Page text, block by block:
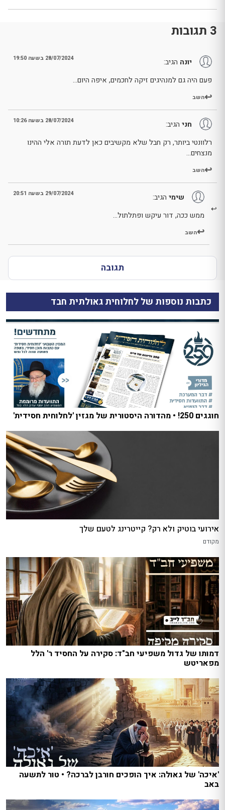
3 תגובות
יונה הגיב: 28/07/2024 בשעה 19:50
פעם היה גם למנהיגים זיקה לחכמים, איפה היום…
השב
חני הגיב: 28/07/2024 בשעה 10:26
רלוונטי ביותר, רק חבל שלא מקשיבים כאן לדעת תורה אלי ההינו
מנצחים…
השב
שימי הגיב: 29/07/2024 בשעה 20:51
ממש ככה, דור עיקש ופתלתול…
השב
תגובה
כתבות נוספות של לחלוחית גאולתית חבד
חוגגים 250! • מהדורה היסטורית של מגזין 'לחלוחית חסידית'
אירועי בוטיק ולא רק? קייטרינג לטעם שלך
מקודם
דמותו של גדול משפיעי חב"ד: סקירה על החסיד ר' הלל
מפאריטש
'איכה' של גאולה: איך הופכים חורבן לברכה? • טור לתשעה
באב